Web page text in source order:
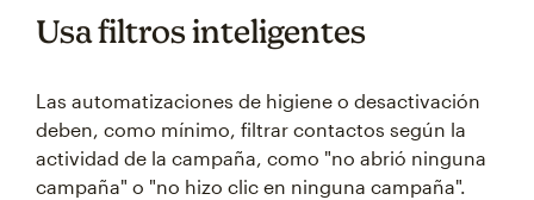
Usa filtros inteligentes
Las automatizaciones de higiene o desactivación
deben, como mínimo, filtrar contactos según la
actividad de la campaña, como "no abrió ninguna
campaña" o "no hizo clic en ninguna campaña".